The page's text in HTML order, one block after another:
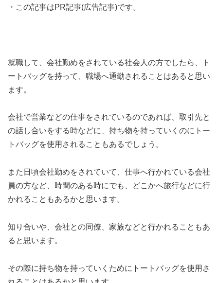
・この記事はPR記事(広告記事)です。
就職して、会社勤めをされている社会人の方でしたら、ト
ートバッグを持って、職場へ通勤されることはあると思い
ます。
会社で営業などの仕事をされているのであれば、取引先と
の話し合いをする時などに、持ち物を持っていくのにトー
トバッグを使用されることもあるでしょう。
また日頃会社勤めをされていて、仕事へ行かれている会社
員の方など、時間のある時にでも、どこかへ旅行などに行
かれることもあるかと思います。
知り合いや、会社との同僚、家族などと行かれることもあ
ると思います。
その際に持ち物を持っていくためにトートバッグを使用さ